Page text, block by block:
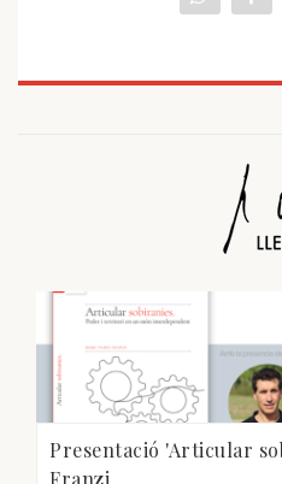
Presentació 'Articular
Franzi